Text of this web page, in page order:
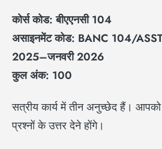
कोर्स कोड: बीएएनसी104
असाइनमेंट कोड: BANC 104/
2025–जनवरी2026
कुल अंक: 100
सत्रीय कार्य में तीन अनुच्छेद हैं।
प्रश्नों के उत्तर देने होंगे।